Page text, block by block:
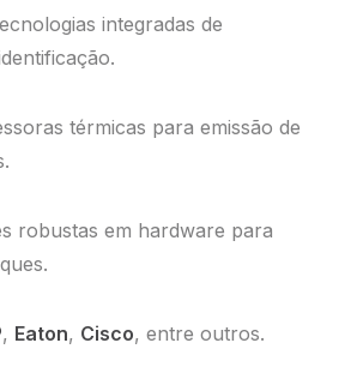
integradas de
térmicas para emissão de
robustas em hardware para
, Eaton, Cisco, entre outros.